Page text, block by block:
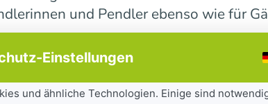
und Pendler ebenso wie für
weiter
Einstellungen
und ähnliche Technologien. Einige sind